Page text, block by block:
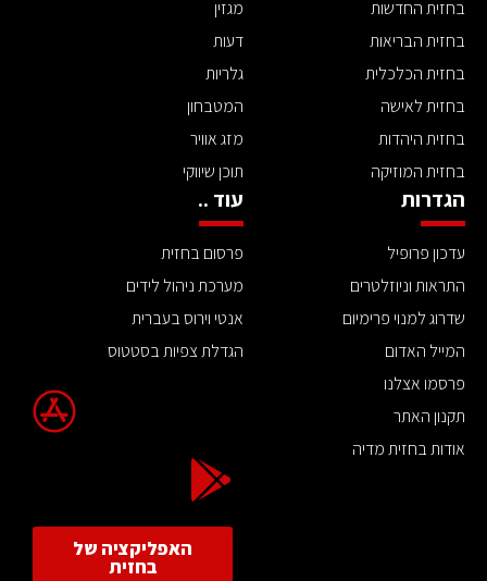
בחזית החדשות
בחזית הבריאות
בחזית הכלכלית
בחזית לאישה
בחזית היהדות
בחזית המוזיקה
מגזין
דעות
גלריות
המטבחון
מזג אוויר
תוכן שיווקי
הגדרות
עדכון פרופיל
התראות וניוזלטרים
שדרוג למנוי פרימיום
המייל האדום
פרסמו אצלנו
תקנון האתר
אודות בחזית מדיה
עוד ..
פרסום בחזית
מערכת ניהול לידים
אנטי וירוס בעברית
הגדלת צפיות בסטטוס
האפליקציה של
בחזית